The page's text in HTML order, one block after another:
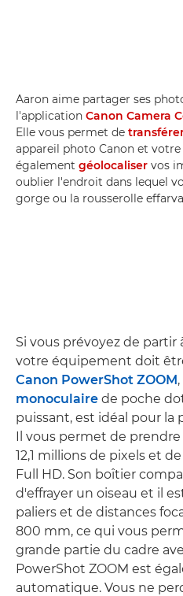
Aaron aime partager ses
l'application Canon Camera
Elle vous permet de
appareil photo Canon et
également géolocaliser vos
oublier l'endroit dans lequel
gorge ou la rousserolle
Si vous prévoyez de
votre équipement doit
Canon PowerShot ZOOM,
monoculaire de poche
puissant, est idéal pour la
Il vous permet de prendre
12,1 millions de pixels et
Full HD. Son boîtier
d'effrayer un oiseau et il
paliers et de distances
800 mm, ce qui vous
grande partie du cadre
PowerShot ZOOM est
automatique. Vous ne